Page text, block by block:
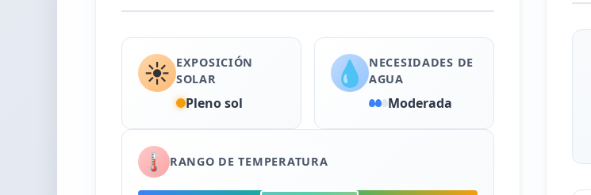
☀️ EXPOSICIÓN
SOLAR
Pleno sol
💧 NECESIDADES DE
AGUA
Moderada
🌡️ RANGO DE TEMPERATURA